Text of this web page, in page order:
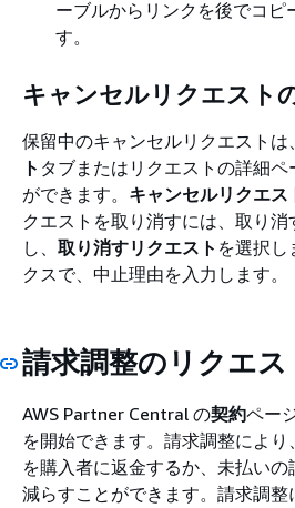
ーブルからリンクを後でコピ
す。
キャンセルリクエスト
保留中のキャンセルリクエストは、
ト タブまたはリクエストの詳細
ができます。 キャンセルリクエス
クエストを取り消すには、取り
し、 取り消すリクエスト を選択し
クスで、中止理由を入力します。
請求調整のリクエス
AWS Partner Central の契約ペー
を開始できます。請求調整によ
を購入者に返金するか、未払い
減らすことができます。請求調